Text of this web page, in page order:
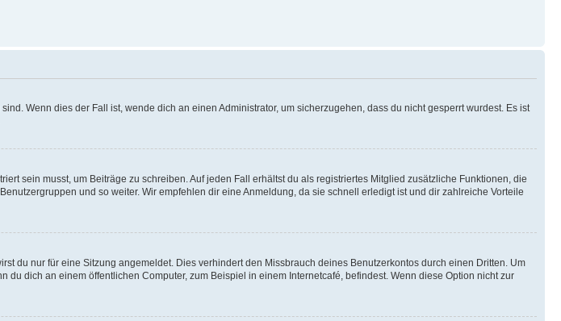
Wenn dies der Fall ist, wende dich an einen Administrator, um sicherzugehen, dass du nicht gesperrt wurdest. Es ist
sein musst, um Beiträge zu schreiben. Auf jeden Fall erhältst du als registriertes Mitglied zusätzliche Funktionen, die
und so weiter. Wir empfehlen dir eine Anmeldung, da sie schnell erledigt ist und dir zahlreiche Vorteile
du nur für eine Sitzung angemeldet. Dies verhindert den Missbrauch deines Benutzerkontos durch einen Dritten. Um
dich an einem öffentlichen Computer, zum Beispiel in einem Internetcafé, befindest. Wenn diese Option nicht zur